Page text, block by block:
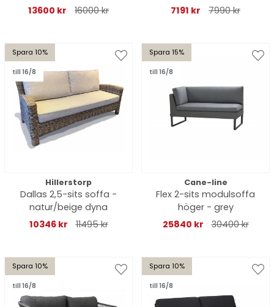
13600 kr 16000 kr
7191 kr
7990 kr
Spara 10%
till 16/8
Hillerstorp
Dallas 2,5-sits soffa -
natur/beige dyna
10346 kr
11495 kr
Spara 15%
till 16/8
Cane-line
Flex 2-sits modulsoffa
höger - grey
25840 kr
30400 kr
Spara 10%
till 16/8
Spara 10%
till 16/8